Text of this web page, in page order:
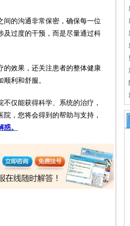
间的沟通非常保密，确保每一位
及过度的干预，而是尽量通过科
的效果，还关注患者的整体健康
利和舒服。
仅能获得科学、系统的治疗，
，您将会得到的帮助与支持，
。